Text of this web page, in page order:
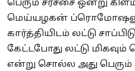
பெரும் சர்ச்சை ஒன்று
மெய்யழகன்
கார்த்தியிடம் லட்டு
கேட்டபோது லட்டு
என்று சொல்ல அது பெரும்